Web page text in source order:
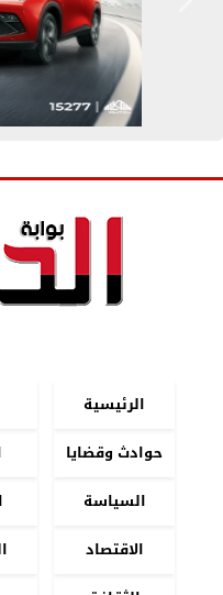
الرئيسية
حوادث وقضايا
السياسة
الاقتصاد